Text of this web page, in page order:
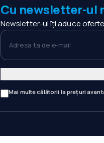
Cu newsletter-ul
Newsletter-ul îți aduce
Adresa ta de e-mail
Mai multe călătorii la prețuri